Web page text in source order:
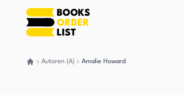
Autoren (A) Amalie Howard